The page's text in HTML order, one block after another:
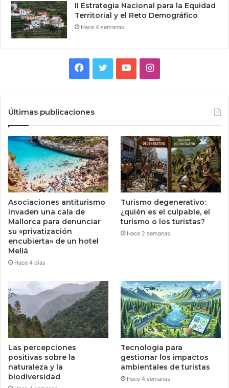
II Estrategia Nacional para la Equidad
Territorial y el Reto Demográfico
Hace 4 semanas
Facebook
TwitterYouTubeInstagram
Últimas publicaciones
Asociaciones antiturismo
invaden una cala de
Mallorca para denunciar
su «privatización
encubierta» de un hotel
Meliá
Hace 4 días
Turismo degenerativo:
¿quién es el culpable, el
turismo o los turistas?
Hace 2 semanas
Las percepciones
positivas sobre la
naturaleza y la
biodiversidad
Tecnologia para
gestionar los impactos
ambientales de turistas
Hace 4 semanas